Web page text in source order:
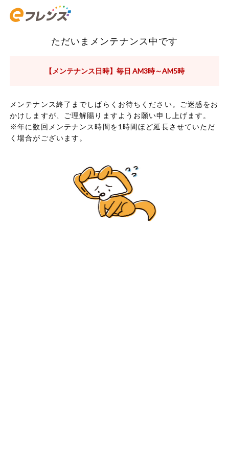
ただいまメンテナンス中です
【メンテナンス日時】毎日 AM3時～AM5時
メンテナンス終了までしばらくお待ちください。ご迷惑をお
かけしますが、ご理解賜りますようお願い申し上げます。
※年に数回メンテナンス時間を1時間ほど延長させていただ
く場合がございます。